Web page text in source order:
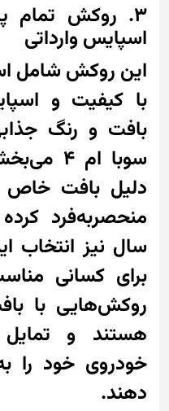
3. روکش تمام
اسپایس وارداتی
این روکش شامل
با کیفیت و
بافت و رنگ
سوبا
دلیل بافت خاص
منحصربه‌فرد
سال نیز انتخاب
برای کسانی
روکش‌هایی با
هستند و
خودروی خود را
دهند.